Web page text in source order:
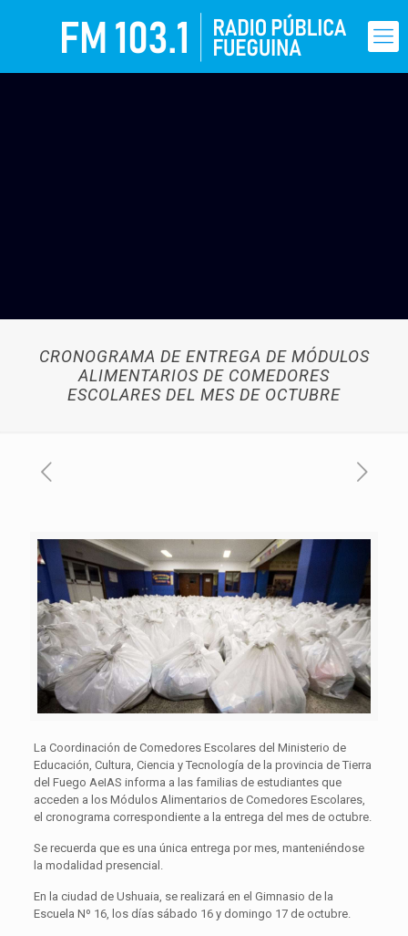
CRONOGRAMA DE ENTREGA DE MÓDULOS
ALIMENTARIOS DE COMEDORES
ESCOLARES DEL MES DE OCTUBRE
La Coordinación de Comedores Escolares del Ministerio de
Educación, Cultura, Ciencia y Tecnología de la provincia de Tierra
del Fuego AeIAS informa a las familias de estudiantes que
acceden a los Módulos Alimentarios de Comedores Escolares,
el cronograma correspondiente a la entrega del mes de octubre.
Se recuerda que es una única entrega por mes, manteniéndose
la modalidad presencial.
En la ciudad de Ushuaia, se realizará en el Gimnasio de la
Escuela Nº 16, los días sábado 16 y domingo 17 de octubre.